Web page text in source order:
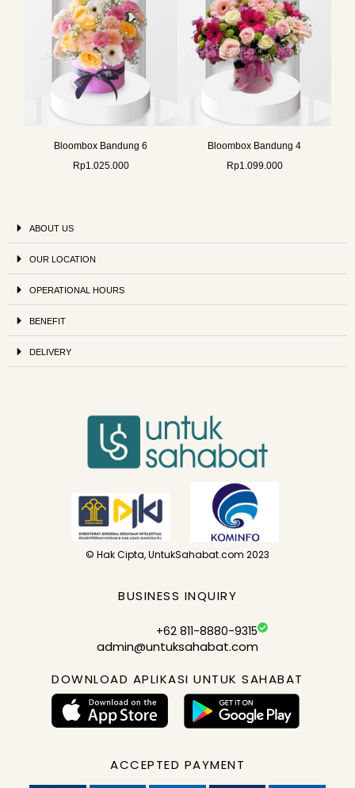
Bloombox Bandung 6
Rp1.025.000
Bloombox Bandung 4
Rp1.099.000
ABOUT US
OUR LOCATION
OPERATIONAL HOURS
BENEFIT
DELIVERY
© Hak Cipta, UntukSahabat.com 2023
BUSINESS INQUIRY
+62 811-8880-9315
admin@untuksahabat.com
DOWNLOAD APLIKASI UNTUK SAHABAT
ACCEPTED PAYMENT